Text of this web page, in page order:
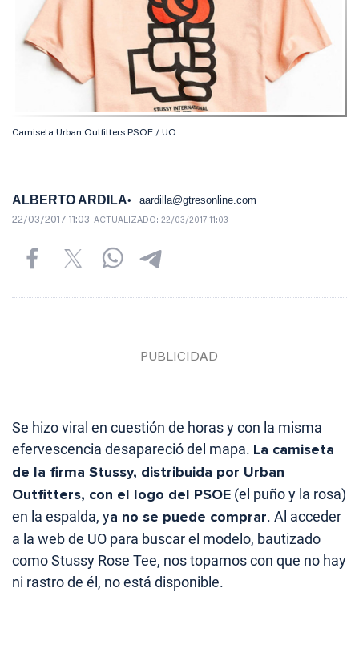
Camiseta Urban Outfitters PSOE / UO
ALBERTO ARDILA aardilla@gtresonline.com
22/03/2017 11:03 ACTUALIZADO: 22/03/2017 11:03
Se hizo viral en cuestión de horas y con la misma
efervescencia desapareció del mapa. La camiseta
de la firma Stussy, distribuida por Urban
Outfitters, con el logo del PSOE (el puño y la rosa)
en la espalda, ya no se puede comprar. Al acceder
a la web de UO para buscar el modelo, bautizado
como Stussy Rose Tee, nos topamos con que no hay
ni rastro de él, no está disponible.